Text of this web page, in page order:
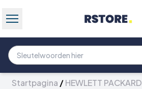
Startpagina /HEWLETT PACKARD